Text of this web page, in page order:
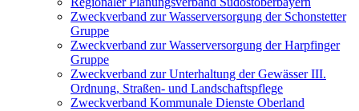
Zweckverband zur Wasserversorgung der Schonstetter
Gruppe
Zweckverband zur Wasserversorgung der Harpfinger
Gruppe
Zweckverband zur Unterhaltung der Gewässer III.
Ordnung, Straßen- und Landschaftspflege
Zweckverband Kommunale Dienste Oberland